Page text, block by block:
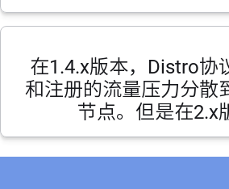
在1.4.x版本，Distro协
和注册的流量压力分散
节点。但是在2.x